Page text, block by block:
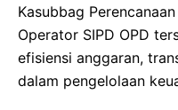
Kasubbag
Operator SIPD OPD
efisiensi anggaran,
dalam pengelolaan